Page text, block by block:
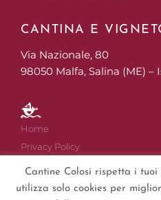
CANTINA E
Via Nazionale, 80
98050 Malfa, Salina (ME) –
Home
Privacy Policy
Disclaimer
Cantine Colosi rispetta i
utilizza solo cookies per